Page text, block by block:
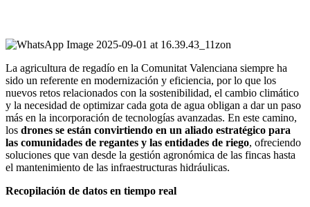
La agricultura de regadío en la Comunitat Valenciana siempre ha
sido un referente en modernización y eficiencia, por lo que los
nuevos retos relacionados con la sostenibilidad, el cambio climático
y la necesidad de optimizar cada gota de agua obligan a dar un paso
más en la incorporación de tecnologías avanzadas. En este camino,
los drones se están convirtiendo en un aliado estratégico para
las comunidades de regantes y las entidades de riego, ofreciendo
soluciones que van desde la gestión agronómica de las fincas hasta
el mantenimiento de las infraestructuras hidráulicas.
Recopilación de datos en tiempo real